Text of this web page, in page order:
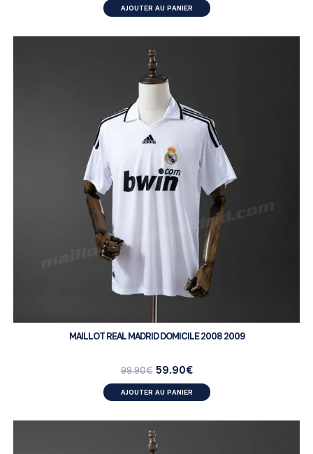
AJOUTER AU PANIER
MAILLOT REAL MADRID DOMICILE 2008 2009
99.90€ 59.90€
AJOUTER AU PANIER